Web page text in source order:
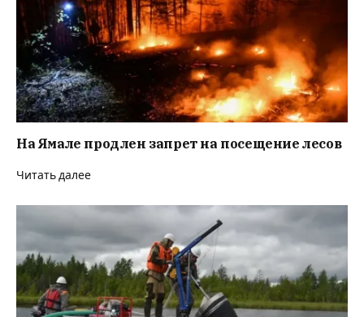
На Ямале продлен запрет на посещение лесов
Читать далее